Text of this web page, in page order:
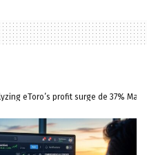
eToro’s profit surge de 37%